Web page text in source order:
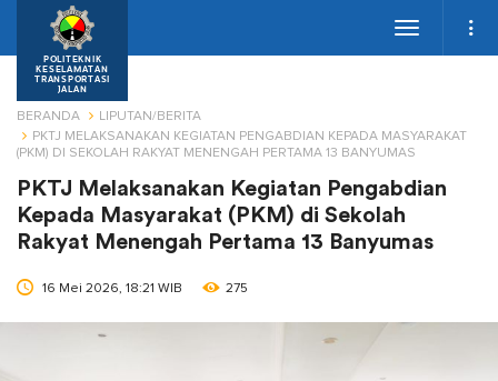
POLITEKNIK
KESELAMATAN
TRANSPORTASI
JALAN
Toggle
BERANDA
LIPUTAN/BERITA
PKTJ MELAKSANAKAN KEGIATAN PENGABDIAN KEPADA MASYARAKAT
(PKM) DI SEKOLAH RAKYAT MENENGAH PERTAMA 13 BANYUMAS
PKTJ Melaksanakan Kegiatan Pengabdian
Kepada Masyarakat (PKM) di Sekolah
Rakyat Menengah Pertama 13 Banyumas
16 Mei 2026, 18:21 WIB 275